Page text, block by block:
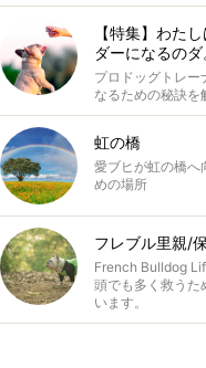
【特集】わた
ダーになるのダ
プロドッグトレー
なるための秘訣を
虹の橋
愛ブヒが虹の橋へ
めの場所
フレブル里親/
French Bulldog
頭でも多く救うた
います。